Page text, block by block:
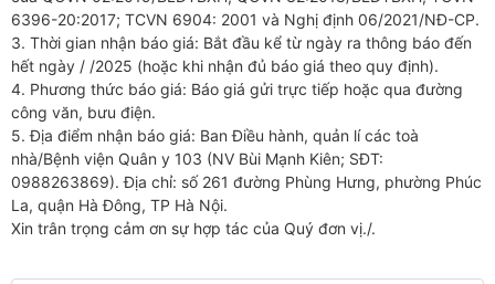
6396-20:2017; TCVN 6904: 2001 và Nghị định 06/2021/NĐ-CP.
3. Thời gian nhận báo giá: Bắt đầu kể từ ngày ra thông báo đến
hết ngày / /2025 (hoặc khi nhận đủ báo giá theo quy định).
4. Phương thức báo giá: Báo giá gửi trực tiếp hoặc qua đường
công văn, bưu điện.
5. Địa điểm nhận báo giá: Ban Điều hành, quản lí các toà
nhà/Bệnh viện Quân y 103 (NV Bùi Mạnh Kiên; SĐT:
0988263869). Địa chỉ: số 261 đường Phùng Hưng, phường Phúc
La, quận Hà Đông, TP Hà Nội.
Xin trân trọng cảm ơn sự hợp tác của Quý đơn vị./.